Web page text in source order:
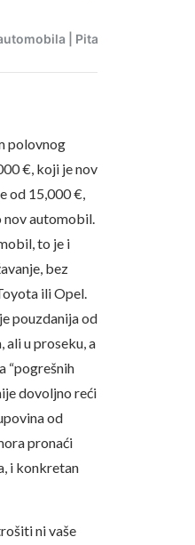
polovnog
€, koji je nov
od 15,000 €,
nov automobil.
to je i
bez
ili Opel.
pouzdanija od
ali u proseku, a
“pogrešnih
dovoljno reći
od
pronaći
i konkretan
ni vaše